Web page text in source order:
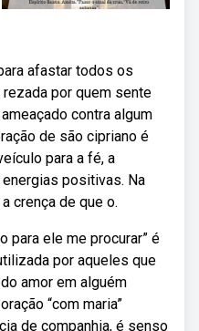
afastar todos os
por quem sente
contra algum
de são cipriano é
para a fé, a
positivas. Na
crença de que o.
para ele me procurar” é
por aqueles que
amor em alguém
“com maria”
de companhia, é senso